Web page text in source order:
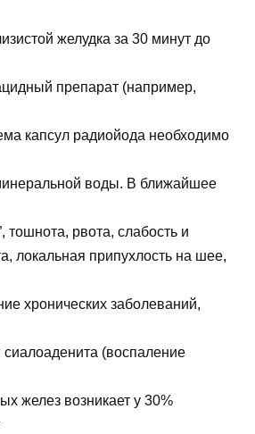
желудка за 30 минут до
препарат (например,
капсул радиойода необходимо
воды. В ближайшее
тошнота, рвота, слабость и
локальная припухлость на шее,
хронических заболеваний,
сиалоаденита (воспаление
желез возникает у 30%